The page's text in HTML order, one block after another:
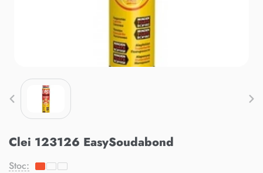
Clei 123126 EasySoudabond
Stoc: